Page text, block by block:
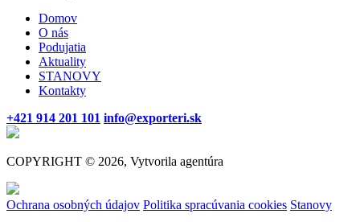
Domov
O nás
Podujatia
Aktuality
STANOVY
Kontakty
+421 914 201 101 info@exporteri.sk
COPYRIGHT © 2026, Vytvorila agentúra
Ochrana osobných údajov Politika spracúvania cookies Stanovy